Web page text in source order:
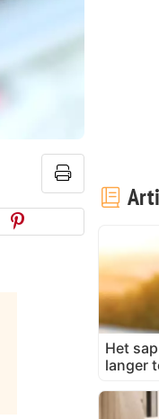
Het
langer